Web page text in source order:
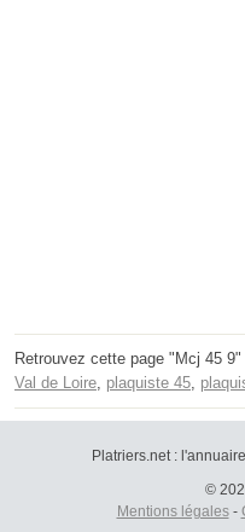
Retrouvez cette page "Mcj 45
Val de Loire plaquiste 45
Platriers.net :
©
Mentions légales-